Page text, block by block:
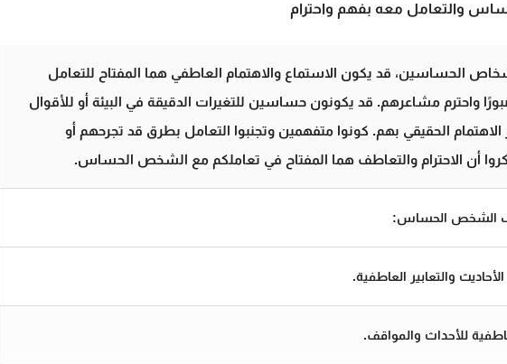
والتعامل معه بفهم واحترام
الحساسين، قد يكون الاستماع والاهتمام العاطفي هما المفتاح للتعامل
واحترم مشاعرهم. قد يكونون حساسين للتغيرات الدقيقة في البيئة أو للأقوال
الاهتمام الحقيقي بهم. كونوا متفهمين وتجنبوا التعامل بطرق قد تجرحهم أو
أن الاحترام والتعاطف هما المفتاح في تعاملكم مع الشخص الحساس.
الشخص الحساس: